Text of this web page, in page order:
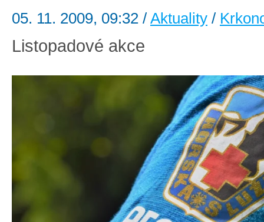
05. 11. 2009, 09:32 / Aktuality /
Listopadové akce